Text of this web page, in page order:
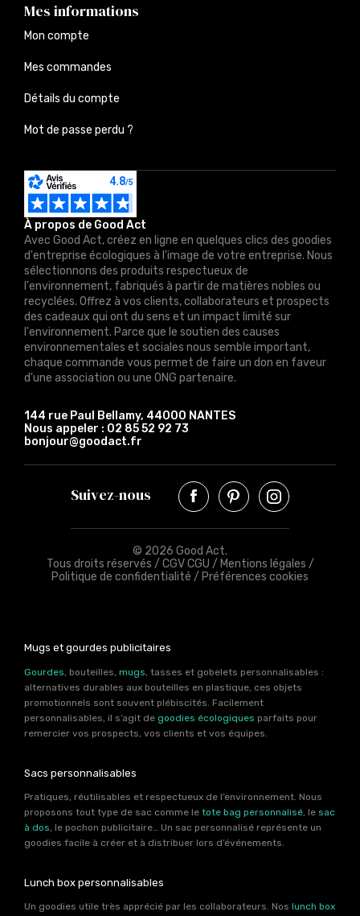
À propos de Good Act
Avec Good Act, créez en ligne en quelques clics des goodies
d'entreprise écologiques à l'image de votre entreprise. Nous
sélectionnons des produits respectueux de
l'environnement, fabriqués à partir de matières nobles ou
recyclées. Offrez à vos clients, collaborateurs et prospects
des cadeaux qui ont du sens et un impact limité sur
l'environnement. Parce que le soutien des causes
environnementales et sociales nous semble important,
chaque commande vous permet de faire un don en faveur
d'une association ou une ONG partenaire.
144 rue Paul Bellamy, 44000 NANTES
Nous appeler : 02 85 52 92 73
bonjour@goodact.fr
Mes informations
Mon compte
Mes commandes
Détails du compte
Mot de passe perdu ?
Suivez-nous
© 2026 Good Act.
Tous droits réservés / CGV CGU / Mentions légales /
Politique de confidentialité / Préférences cookies
Mugs et gourdes publicitaires
Gourdes , bouteilles, mugs , tasses et gobelets personnalisables :
alternatives durables aux bouteilles en plastique, ces objets
promotionnels sont souvent plébiscités. Facilement
personnalisables, il s’agit de goodies écologiques parfaits pour
remercier vos prospects, vos clients et vos équipes.
Sacs personnalisables
Pratiques, réutilisables et respectueux de l’environnement. Nous
proposons tout type de sac comme le tote bag personnalisé, le sac
à dos, le pochon publicitaire… Un sac personnalisé représente un
goodies facile à créer et à distribuer lors d’événements.
Lunch box personnalisables
Un goodies utile très apprécié par les collaborateurs. Nos lunch box